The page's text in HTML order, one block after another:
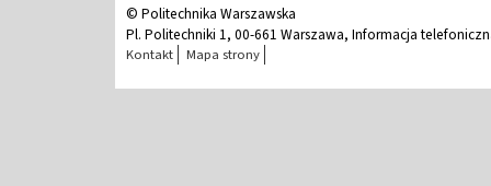
© Politechnika Warszawska
Pl. Politechniki 1, 00-661 Warszawa, Informacja
Kontakt Mapa strony